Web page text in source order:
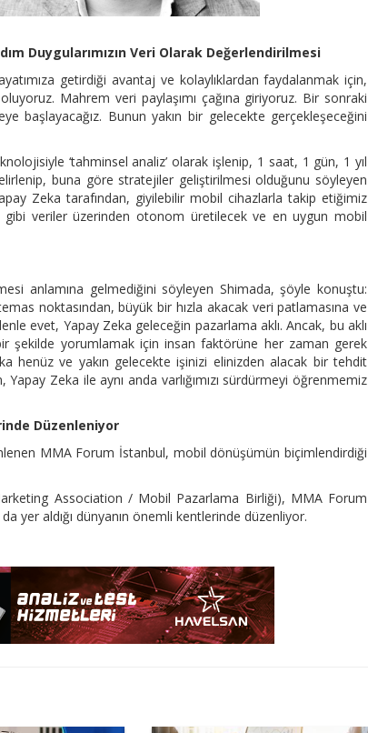
Duygularımızın Veri Olarak Değerlendirilmesi
getirdiği avantaj ve kolaylıklardan faydalanmak için,
Mahrem veri paylaşımı çağına giriyoruz. Bir sonraki
başlayacağız. Bunun yakın bir gelecekte gerçekleşeceğini
‘tahminsel analiz’ olarak işlenip, 1 saat, 1 gün, 1 yıl
buna göre stratejiler geliştirilmesi olduğunu söyleyen
Zeka tarafından, giyilebilir mobil cihazlarla takip etiğimiz
gibi veriler üzerinden otonom üretilecek ve en uygun mobil
anlamına gelmediğini söyleyen Shimada, şöyle konuştu:
noktasından, büyük bir hızla akacak veri patlamasına ve
evet, Yapay Zeka geleceğin pazarlama aklı. Ancak, bu aklı
şekilde yorumlamak için insan faktörüne her zaman gerek
ve yakın gelecekte işinizi elinizden alacak bir tehdit
Zeka ile aynı anda varlığımızı sürdürmeyi öğrenmemiz
Düzenleniyor
MMA Forum İstanbul, mobil dönüşümün biçimlendirdiği
Association / Mobil Pazarlama Birliği), MMA Forum
yer aldığı dünyanın önemli kentlerinde düzenliyor.